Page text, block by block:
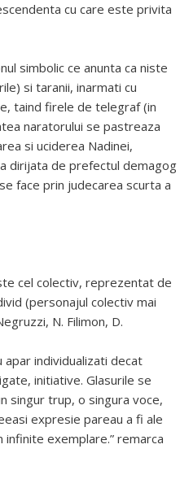
cu care este privita
simbolic ce anunta ca niste
si taranii, inarmati cu
taind firele de telegraf (in
naratorului se pastreaza
si uciderea Nadinei,
dirijata de prefectul demagog
face prin judecarea scurta a
cel colectiv, reprezentat de
(personajul colectiv mai
N. Filimon, D.
apar individualizati decat
initiative. Glasurile se
singur trup, o singura voce,
expresie pareau a fi ale
infinite exemplare.” remarca